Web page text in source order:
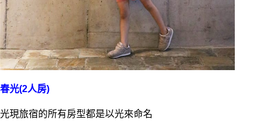
春光(2人房)
光現旅宿的所有房型都是以光來命名